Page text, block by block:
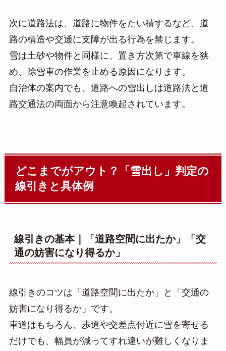
次に道路法は、道路に物件をたい積するなど、道
路の構造や交通に支障が出る行為を禁じます。
雪は土砂や物件と同様に、置き方次第で車線を狭
め、除雪車の作業を止める原因になります。
自治体の案内でも、道路への雪出しは道路法と道
路交通法の両面から注意喚起されています。
どこまでがアウト？「雪出し」判定の
線引きと具体例
線引きの基本｜「道路空間に出たか」「交
通の妨害になり得るか」
線引きのコツは「道路空間に出たか」と「交通の
妨害になり得るか」です。
車道はもちろん、歩道や交差点付近に雪を寄せる
だけでも、幅員が減ってすれ違いが難しくなりま